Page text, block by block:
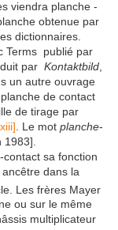
viendra planche -
obtenue par
dictionnaires.
Terms publié par
par Kontaktbild
un autre ouvrage
de contact
de tirage par
. Le mot planche-
sa fonction
dans la
Les frères Mayer
ou sur le même
multiplicateur